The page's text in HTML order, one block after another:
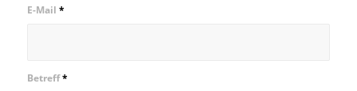
E-Mail *
Betreff*